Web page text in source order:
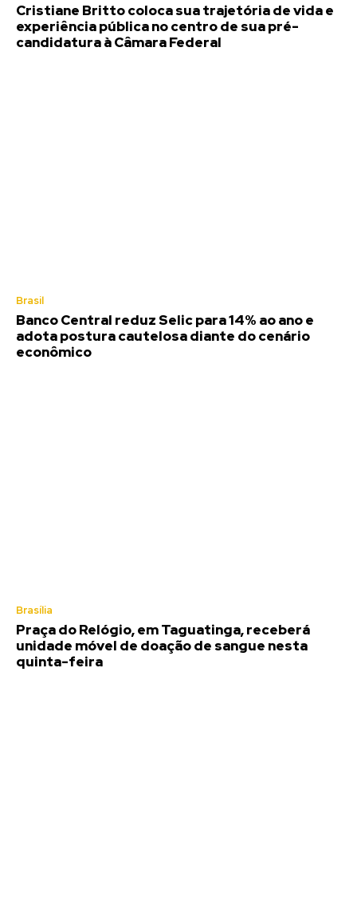
Cristiane Britto coloca sua trajetória de vida e
experiência pública no centro de sua pré-
candidatura à Câmara Federal
Brasil
Banco Central reduz Selic para 14% ao ano e
adota postura cautelosa diante do cenário
econômico
Brasília
Praça do Relógio, em Taguatinga, receberá
unidade móvel de doação de sangue nesta
quinta-feira